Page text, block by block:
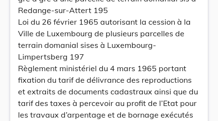
Redange-sur-Attert 195
Loi du 26 février 1965 autorisant la cession à la
Ville de Luxembourg de plusieurs parcelles de
terrain domanial sises à Luxembourg-
Limpertsberg 197
Règlement ministériel du 4 mars 1965 portant
fixation du tarif de délivrance des reproductions
et extraits de documents cadastraux ainsi que du
tarif des taxes à percevoir au profit de l’Etat pour
les travaux d’arpentage et de bornage exécutés